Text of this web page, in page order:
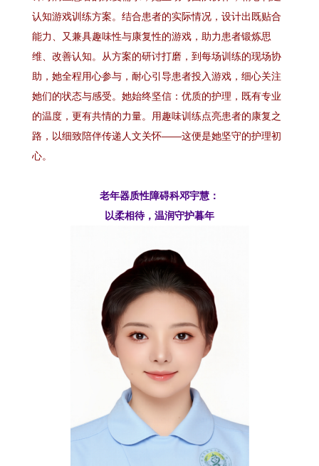
认知游戏训练方案。结合患者的实际情况，设计出既贴合
能力、又兼具趣味性与康复性的游戏，助力患者锻炼思
维、改善认知。从方案的研讨打磨，到每场训练的现场协
助，她全程用心参与，耐心引导患者投入游戏，细心关注
她们的状态与感受。她始终坚信：优质的护理，既有专业
的温度，更有共情的力量。用趣味训练点亮患者的康复之
路，以细致陪伴传递人文关怀——这便是她坚守的护理初
心。
老年器质性障碍科邓宇慧：
以柔相待，温润守护暮年